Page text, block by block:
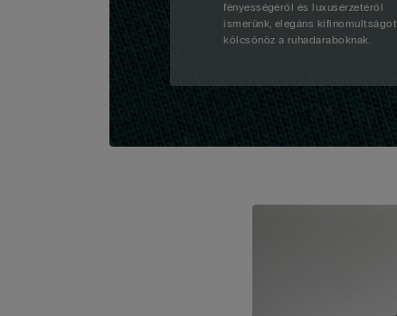
fényességéről és luxusérzetéről
ismerünk, elegáns kifinomultságot
kölcsönöz a ruhadaraboknak.